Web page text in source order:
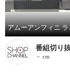
アムーア
番組切り
－ cm